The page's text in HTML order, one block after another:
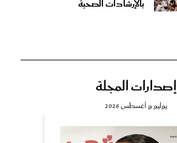
بالإرشادات الصحية
إصدارات المجلة
يوليو و أغسطس 2026